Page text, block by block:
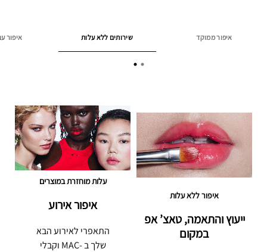
איפור שירותים ללא עלות איפור ממוקד
איפור ללא עלות
ייעוץ והתאמה, טאצ’ אפ
במקום
עלות מוחזרת במוצרים
איפור אירוע
התאפרי לאירוע הבא
שלך ב -MAC וקבלי